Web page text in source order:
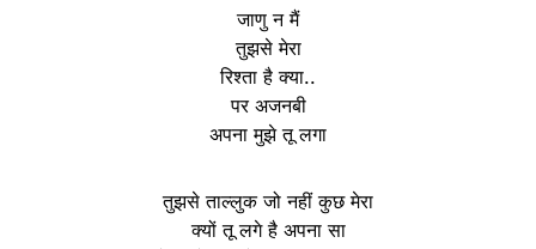
जाणु न मैं
तुझसे मेरा
रिश्ता है क्या..
पर अजनबी
अपना मुझे तू लगा
तुझसे ताल्लुक जो नहीं कुछ मेरा
क्यों तू लगे है अपना सा